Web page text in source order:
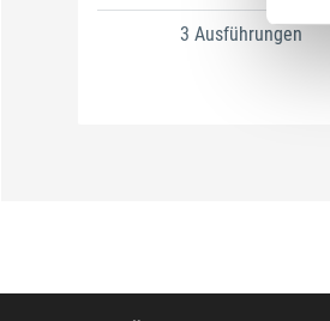
3 Ausführungen